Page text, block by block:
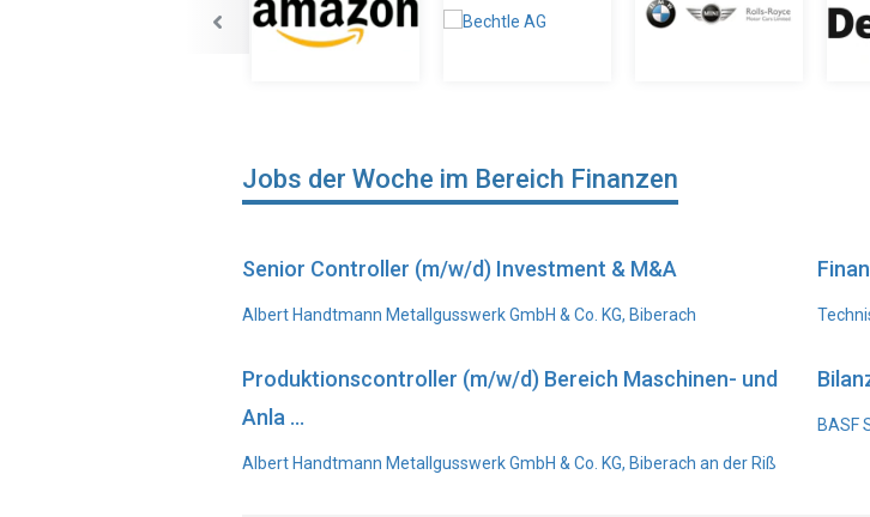
Jobs der Woche im Bereich Finanzen
Senior Controller (m/w/d) Investment & M&A
Albert Handtmann Metallgusswerk GmbH & Co. KG, Biberach
Produktionscontroller (m/w/d) Bereich Maschinen- und
Anla ...
Albert Handtmann Metallgusswerk GmbH & Co. KG, Biberach an der Riß
BASF